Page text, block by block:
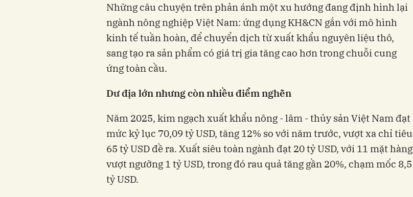
Những câu chuyện trên phản ánh một xu hướng đang định hình lại
ngành nông nghiệp Việt Nam: ứng dụng KH&CN gắn với mô hình
kinh tế tuần hoàn, để chuyển dịch từ xuất khẩu nguyên liệu thô,
sang tạo ra sản phẩm có giá trị gia tăng cao hơn trong chuỗi cung
ứng toàn cầu.
Dư địa lớn nhưng còn nhiều điểm nghẽn
Năm 2025, kim ngạch xuất khẩu nông - lâm - thủy sản Việt Nam đạt
mức kỷ lục 70,09 tỷ USD, tăng 12% so với năm trước, vượt xa chỉ tiêu
65 tỷ USD đề ra. Xuất siêu toàn ngành đạt 20 tỷ USD, với 11 mặt hàng
vượt ngưỡng 1 tỷ USD, trong đó rau quả tăng gần 20%, chạm mốc 8,5
tỷ USD.